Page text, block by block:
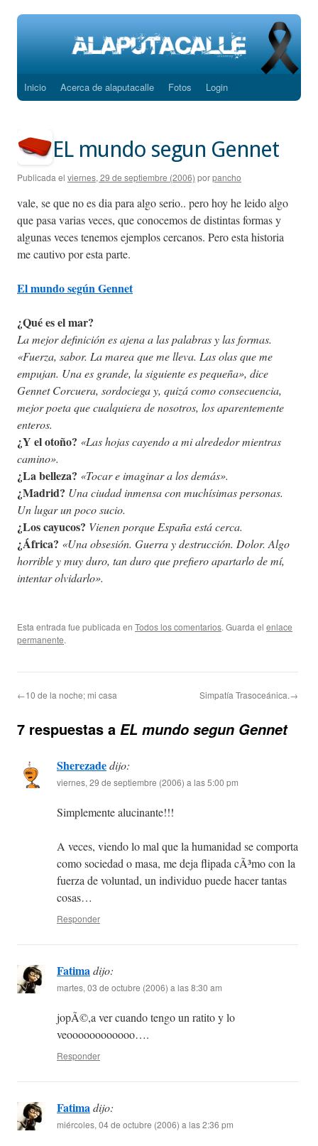
Saltar
contenido
Inicio Acerca de alaputacalle Fotos Login
EL mundo segun Gennet
Publicada el viernes, 29 de septiembre (2006) porpancho
vale, se que no es dia para algo serio.. pero hoy he leido algo
que pasa varias veces, que conocemos de distintas formas y
algunas veces tenemos ejemplos cercanos. Pero esta historia
me cautivo por esta parte.
El mundo según Gennet
¿Qué es el mar?
La mejor definición es ajena a las palabras y las formas.
«Fuerza, sabor. La marea que me lleva. Las olas que me
empujan. Una es grande, la siguiente es pequeña», dice
Gennet Corcuera, sordociega y, quizá como consecuencia,
mejor poeta que cualquiera de nosotros, los aparentemente
enteros.
¿Y el otoño? «Las hojas cayendo a mi alrededor mientras
camino».
¿La belleza? «Tocar e imaginar a los demás».
¿Madrid? Una ciudad inmensa con muchísimas personas.
Un lugar un poco sucio.
¿Los cayucos? Vienen porque España está cerca.
¿África? «Una obsesión. Guerra y destrucción. Dolor. Algo
horrible y muy duro, tan duro que prefiero apartarlo de mí,
intentar olvidarlo».
Esta entrada fue publicada en Todos los comentarios. Guarda el enlace
permanente.
←10 de la noche; mi casa Simpatía Trasoceánica.→
7 respuestas a EL mundo segun Gennet
Sherezadedijo:
viernes, 29 de septiembre (2006) a las 5:00 pm
Simplemente alucinante!!!
A veces, viendo lo mal que la humanidad se comporta
como sociedad o masa, me deja flipada cÃ³mo con la
fuerza de voluntad, un individuo puede hacer tantas
cosas…
Responder
Fatimadijo:
martes, 03 de octubre (2006) a las 8:30 am
jopÃ©,a ver cuando tengo un ratito y lo
veoooooooooooo….
Responder
Fatimadijo:
miércoles, 04 de octubre (2006) a las 2:36 pm